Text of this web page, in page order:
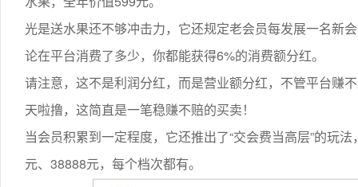
光是送水果还不够冲击力，它还规定老会员每发展一名新
论在平台消费了多少，你都能获得6%的消费额分红。
请注意，这不是利润分红，而是营业额分红，不管平台赚
天啦撸，这简直是一笔稳赚不赔的买卖！
当会员积累到一定程度，它还推出了“交会费当高层”的玩
元、38888元，每个档次都有。